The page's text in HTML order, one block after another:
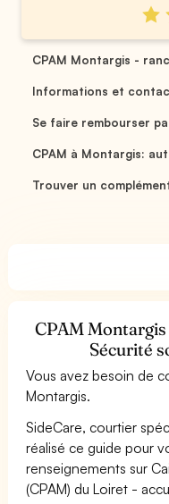
CPAM Montargis -
Informations et
Se faire rembourser
CPAM à Montargis:
Trouver un
CPAM
Sécurité
Vous avez besoin de
Montargis.
SideCare, courtier
réalisé ce guide pour
renseignements sur
(CPAM) du Loiret -